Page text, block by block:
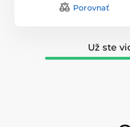
Porovnať
Už ste